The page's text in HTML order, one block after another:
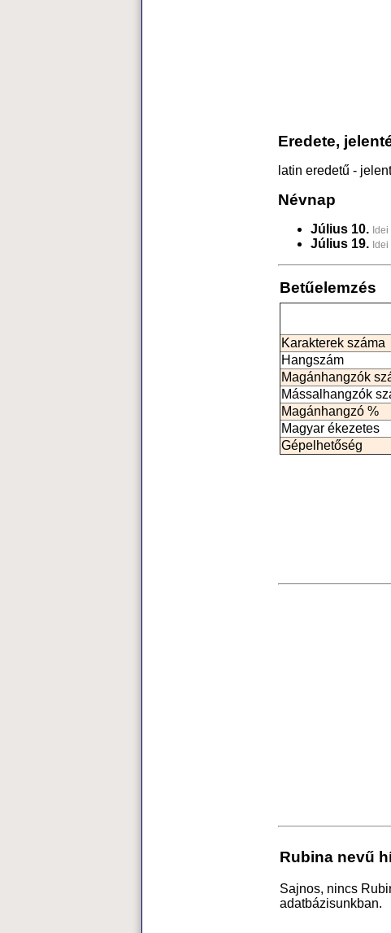
Eredete,
latin eredetű -
Névnap
Július 10.
Július 19.
Betűelemzés
Karakterek száma
Hangszám
Magánhangzók
Mássalhangzók
Magánhangzó %
Magyar ékezetes
Gépelhetőség
Rubina nevű
Sajnos, nincs
adatbázisunkban.